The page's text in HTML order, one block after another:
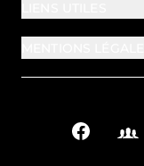
Facebook